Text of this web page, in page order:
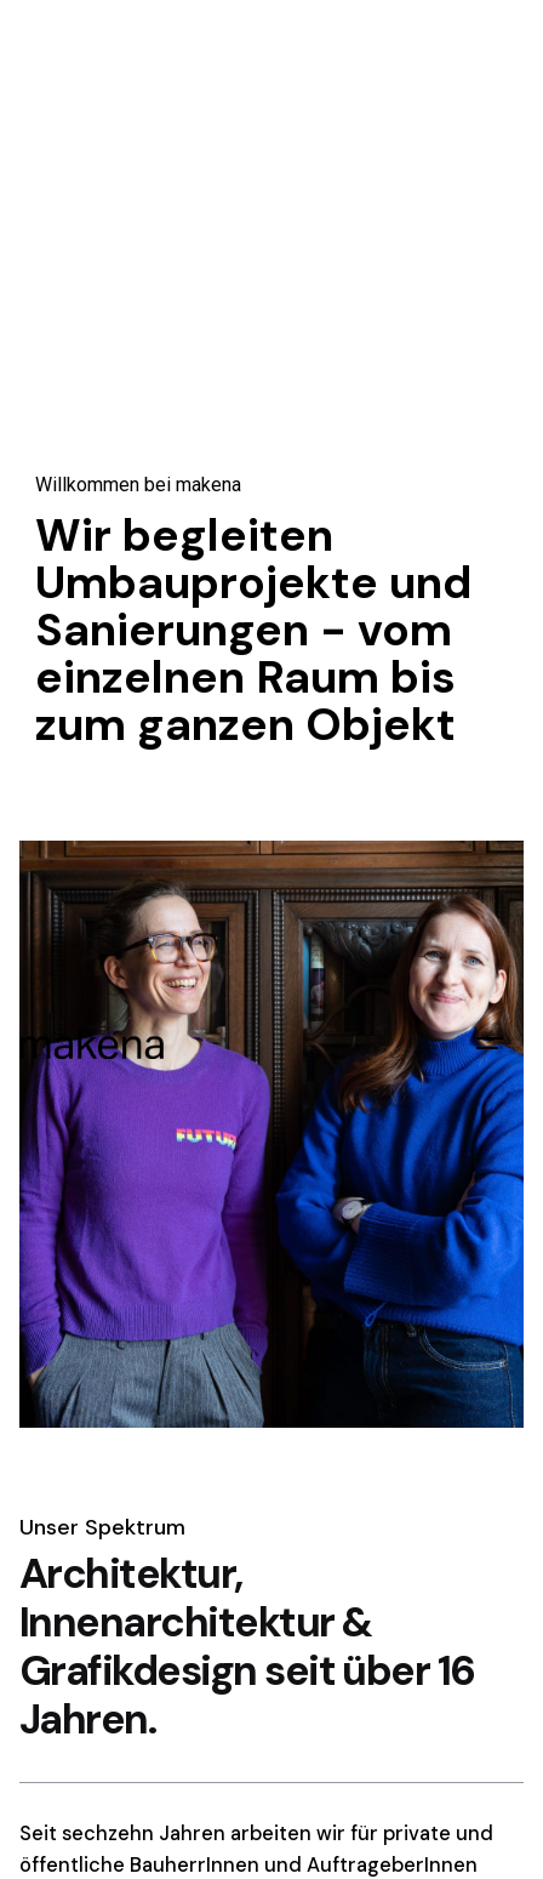
Wir begleiten
Umbauprojekte und
Sanierungen - vom
einzelnen Raum bis
zum ganzen Objekt
Willkommen bei makena
Unser Spektrum
Architektur,
Innenarchitektur &
Grafikdesignseit über 16
Jahren.
Seit sechzehn Jahren arbeiten wir für private und
öffentliche BauherrInnen und AuftrageberInnen